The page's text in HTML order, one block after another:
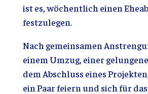
ist es, wöchentlich einen
festzulegen.
Nach gemeinsamen
einem Umzug, einer
dem Abschluss eines
ein Paar feiern und sich für